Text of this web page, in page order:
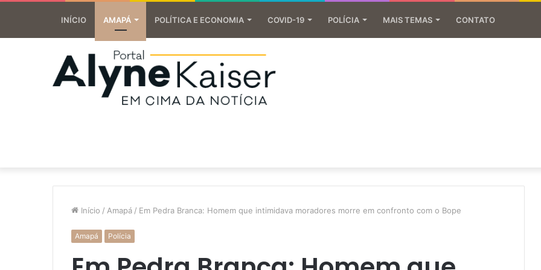
INÍCIO AMAPÁ POLÍTICA E ECONOMIA COVID-19 POLÍCIA MAIS TEMAS CONTATO
Início / Amapá / Em Pedra Branca: Homem que intimidava moradores morre em confronto com o Bope
Amapá Polícia